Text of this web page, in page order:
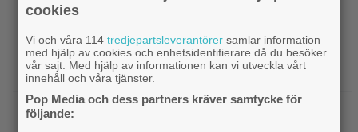
filmer – här är mina 3 bästa tips
TV-tips|På tv ikväll: Har du förträngt Matt
Damons fantasyflopp från 2005?
Casting|
”The Legend of Zelda” blir en av Sam
cookies
Vi och våra 114tredjepartsleverantörer samlar information
med hjälp av cookies och enhetsidentifierare då du besöker
vår sajt. Med hjälp av informationen kan vi utveckla vårt
innehåll och våra tjänster.
Pop Media och dess partners kräver samtycke för
följande: